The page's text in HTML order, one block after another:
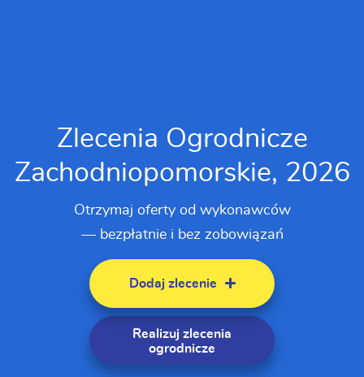
Zlecenia Ogrodnicze
Zachodniopomorskie, 2026
Otrzymaj oferty od wykonawców
— bezpłatnie i bez zobowiązań
Dodaj zlecenie
Realizuj zlecenia
ogrodnicze